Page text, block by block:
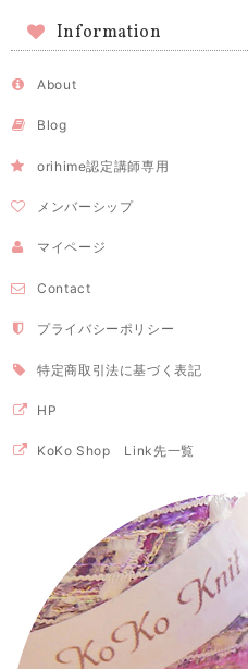
Information
About
Blog
orihime認定講師専用
メンバーシップ
マイページ
Contact
プライバシーポリシー
特定商取引法に基づく表記
HP
KoKo Shop Link先一覧